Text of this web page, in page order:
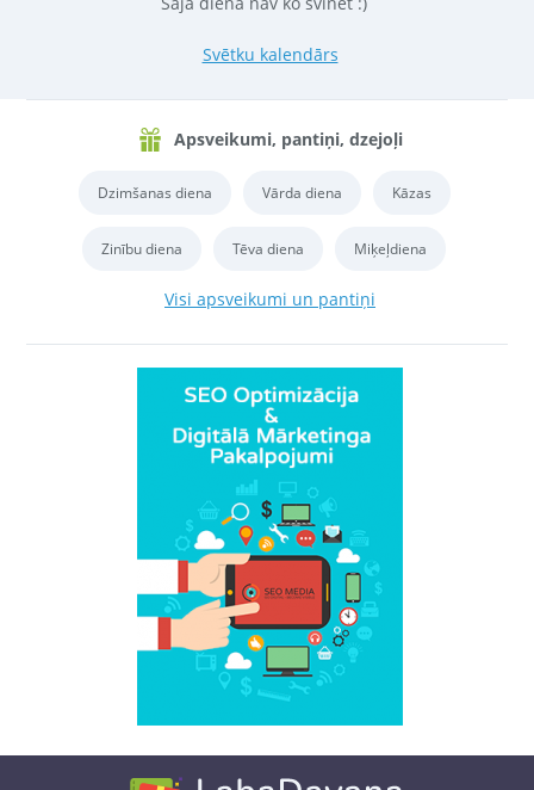
Svētku kalendārs
Apsveikumi, pantiņi, dzejoļi
Dzimšanas diena Vārda diena Kāzas
Zinību diena Tēva diena Miķeļdiena
Visi apsveikumi un pantiņi